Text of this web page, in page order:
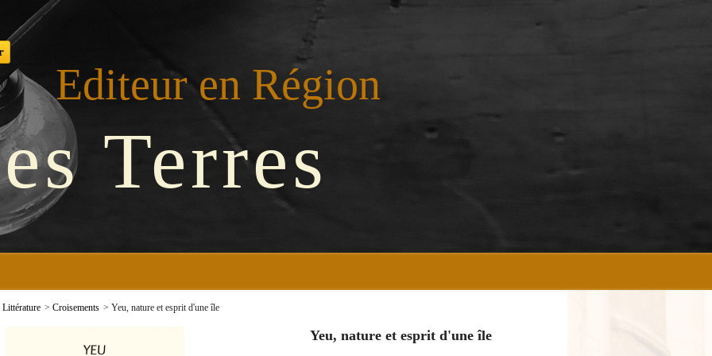
Terres
Editeur en Région
Littérature > Croisements > Yeu, nature et esprit d'une île
Yeu, nature et esprit d'une île